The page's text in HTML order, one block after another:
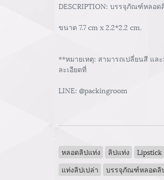
DESCRIPTION: บรรจุภัณฑ์หลอด
ขนาด 7.7 cm x 2.2*2.2 cm.
**หมายเหตุ: สามารถเปลี่ยนสี แล
ละเอียดที่
LINE: @packingroom
หลอดลิปแท่ง ลิปแท่ง Lipstick
แท่งลิปเปล่า
บรรจุภัณฑ์หลอดลิ